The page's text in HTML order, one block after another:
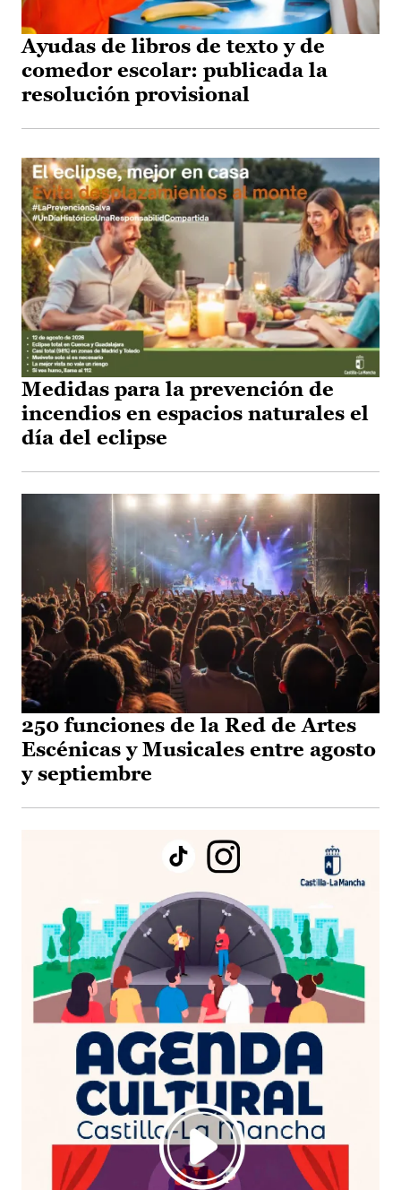
Ayudas de libros de texto y de
comedor escolar: publicada la
resolución provisional
Medidas para la prevención de
incendios en espacios naturales el
día del eclipse
250 funciones de la Red de Artes
Escénicas y Musicales entre agosto
y septiembre